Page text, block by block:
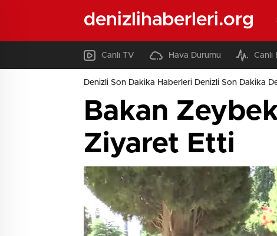
denizlihaberleri.org
Canlı TV Hava Durumu Canlı
Denizli Son Dakika Haberleri Denizli Son Dakika
Bakan
Ziyaret Etti